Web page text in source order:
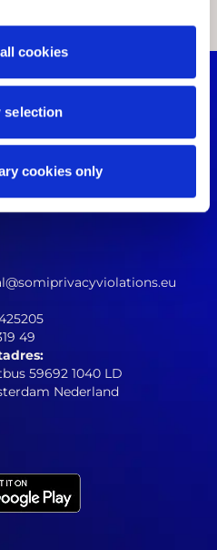
cookies
selection
cookies only
49
59692 1040 LD
Nederland